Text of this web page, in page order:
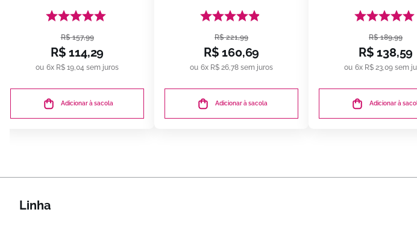
R$ 157,99
R$ 114,29
6x R$ 19,04 sem juros
Adicionar à sacola
R$ 221,99
R$ 160,69
6x R$ 26,78 sem juros
Adicionar à sacola
300ml |
R$ 189,99
R$ 138,59
6x R$ 23,09 sem
Adicionar à
Linha